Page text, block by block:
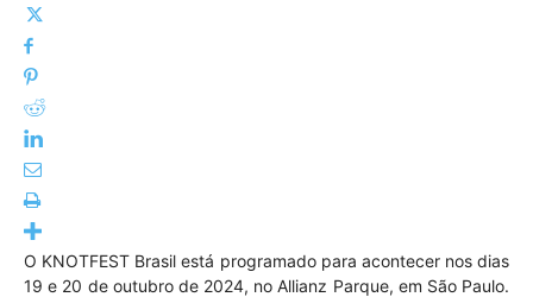
O KNOTFEST Brasil está programado para acontecer nos dias
19 e 20 de outubro de 2024, no Allianz Parque, em São Paulo.